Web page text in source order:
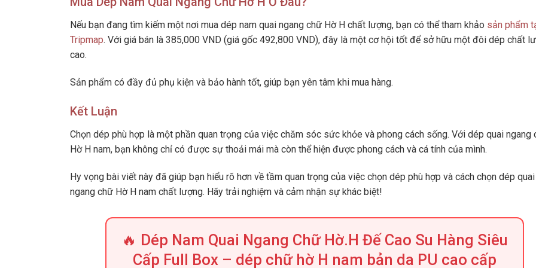
Nếu bạn đang tìm kiếm một nơi mua dép nam quai ngang chữ Hờ H chất lượng, bạn có thể tham khảo sản phẩm
Tripmap. Với giá bán là 385,000 VND (giá gốc 492,800 VND), đây là một cơ hội tốt để sở hữu một đôi dép chất
cao.
Sản phẩm có đầy đủ phụ kiện và bảo hành tốt, giúp bạn yên tâm khi mua hàng.
Kết Luận
Chọn dép phù hợp là một phần quan trọng của việc chăm sóc sức khỏe và phong cách sống. Với dép quai ngang
Hờ H nam, bạn không chỉ có được sự thoải mái mà còn thể hiện được phong cách và cá tính của mình.
Hy vọng bài viết này đã giúp bạn hiểu rõ hơn về tầm quan trọng của việc chọn dép phù hợp và cách chọn dép quai
ngang chữ Hờ H nam chất lượng. Hãy trải nghiệm và cảm nhận sự khác biệt!
🔥 Dép Nam Quai Ngang Chữ Hờ.H Đế Cao Su Hàng Siêu
Cấp Full Box – dép chữ hờ H nam bản da PU cao cấp